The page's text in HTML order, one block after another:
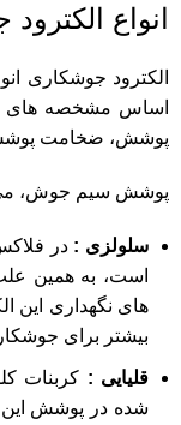
انواع
الکترود جوشکاری
اساس مشخصه های
پوشش، ضخامت
پوشش سیم جوش، می تواند در یکی
سلولزی : در
است، به همین
های نگهداری این
بیشتر برای
قلیایی : کربنات
شده در پوشش این